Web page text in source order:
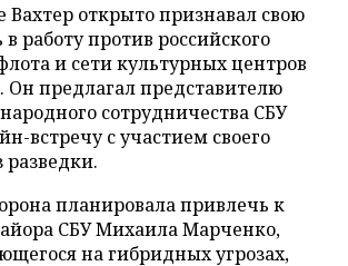
Вахтер открыто признавал свою
работу против российского
и сети культурных центров
Он предлагал представителю
сотрудничества СБУ
встречу с участием своего
планировала привлечь к
СБУ Михаила Марченко,
на гибридных угрозах,